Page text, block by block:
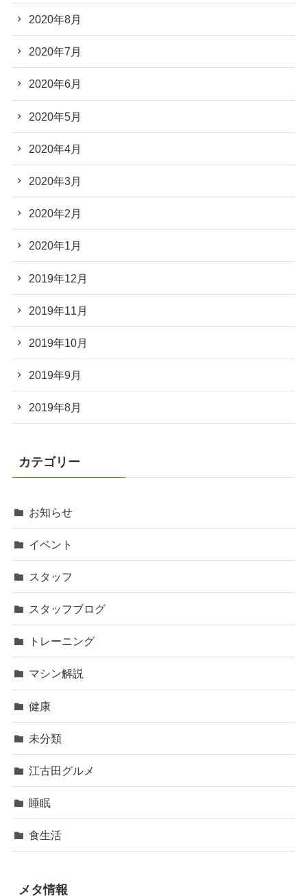
2020年8月
2020年7月
2020年6月
2020年5月
2020年4月
2020年3月
2020年2月
2020年1月
2019年12月
2019年11月
2019年10月
2019年9月
2019年8月
カテゴリー
お知らせ
イベント
スタッフ
スタッフブログ
トレーニング
マシン解説
健康
未分類
江古田グルメ
睡眠
食生活
メタ情報